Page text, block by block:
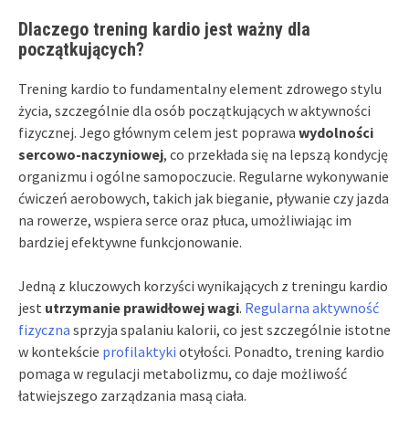
Dlaczego trening kardio jest ważny dla
początkujących?
Trening kardio to fundamentalny element zdrowego stylu
życia, szczególnie dla osób początkujących w aktywności
fizycznej. Jego głównym celem jest poprawa wydolności
sercowo-naczyniowej, co przekłada się na lepszą kondycję
organizmu i ogólne samopoczucie. Regularne wykonywanie
ćwiczeń aerobowych, takich jak bieganie, pływanie czy jazda
na rowerze, wspiera serce oraz płuca, umożliwiając im
bardziej efektywne funkcjonowanie.
Jedną z kluczowych korzyści wynikających z treningu kardio
jest utrzymanie prawidłowej wagi. Regularna aktywność
fizyczna sprzyja spalaniu kalorii, co jest szczególnie istotne
w kontekście profilaktyki otyłości. Ponadto, trening kardio
pomaga w regulacji metabolizmu, co daje możliwość
łatwiejszego zarządzania masą ciała.